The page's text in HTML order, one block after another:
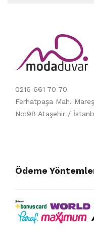
0216 661 70 70
Ferhatpaşa Mah.
No:98 Ataşehir /
Ödeme